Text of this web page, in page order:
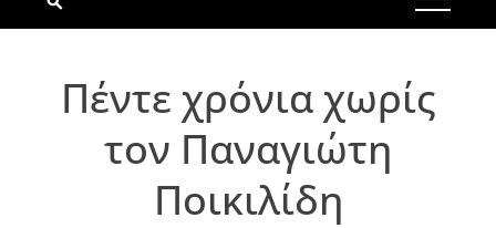
Πέντε χρόνια χωρίς
τον Παναγιώτη
Ποικιλίδη